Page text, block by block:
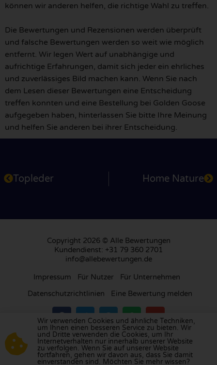
können wir anderen helfen, die richtige Wahl zu treffen.
Die Bewertungen und Rezensionen werden überprüft
und falsche Bewertungen werden so weit wie möglich
entfernt. Wir legen Wert auf unabhängige und
aufrichtige Erfahrungen, damit sich jeder ein ehrliches
und zuverlässiges Bild machen kann. Wenn Sie nach
dem Lesen dieser Bewertungen eine Entscheidung
treffen konnten und eine Bestellung bei Golden Goose
aufgegeben haben, hinterlassen Sie bitte Ihre Meinung
und helfen Sie anderen bei ihrer Entscheidung.
Topleder Home Nature
Copyright 2026 © Alle Bewertungen
Kundendienst: +31 79 360 2701
info@allebewertungen.de
Impressum Für Nutzer
Für Unternehmen
Datenschutzrichtlinien
Eine Bewertung melden
Besuchen Sie unsere Bewertungsplattform in
Großbritannien,Frankreich, denNiederlanden
Belgien,Spanien, Italien,Portugal, Polen,
Wir verwenden Cookies und ähnliche Techniken,
um Ihnen einen besseren Service zu bieten. Wir
und Dritte verwenden die Cookies, um Ihr
Internetverhalten nur innerhalb unserer Website
zu verfolgen. Wenn Sie auf unserer Website
fortfahren, gehen wir davon aus, dass Sie damit
einverstanden sind. Möchten Sie mehr wissen?